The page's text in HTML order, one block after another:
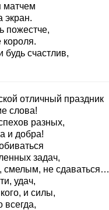
матчем
экран.
пожестче,
короля.
счастлив,
отличный праздник
слова!
разных,
и добра!
задач,
смелым, не сдаваться…
удач,
и силы,
всегда,